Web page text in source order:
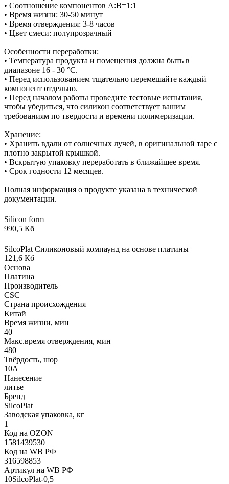
• Соотношение компонентов А:В=1:1
• Время жизни: 30-50 минут
• Время отверждения: 3-8 часов
• Цвет смеси: полупрозрачный
Особенности переработки:
• Температура продукта и помещения должна быть в
диапазоне 16 - 30 °C.
• Перед использованием тщательно перемешайте каждый
компонент отдельно.
• Перед началом работы проведите тестовые испытания,
чтобы убедиться, что силикон соответствует вашим
требованиям по твердости и времени полимеризации.
Хранение:
• Хранить вдали от солнечных лучей, в оригинальной таре с
плотно закрытой крышкой.
• Вскрытую упаковку переработать в ближайшее время.
• Срок годности 12 месяцев.
Полная информация о продукте указана в технической
документации.
Silicon form
990,5 Кб
SilcoPlat Силиконовый компаунд на основе платины
121,6 Кб
Основа
Платина
Производитель
CSC
Страна происхождения
Китай
Время жизни, мин
40
Макс.время отверждения, мин
480
Твёрдость, шор
10А
Нанесение
литье
Бренд
SilcoPlat
Заводская упаковка, кг
1
Код на OZON
1581439530
Код на WB РФ
316598853
Артикул на WB РФ
10SilcoPlat-0,5